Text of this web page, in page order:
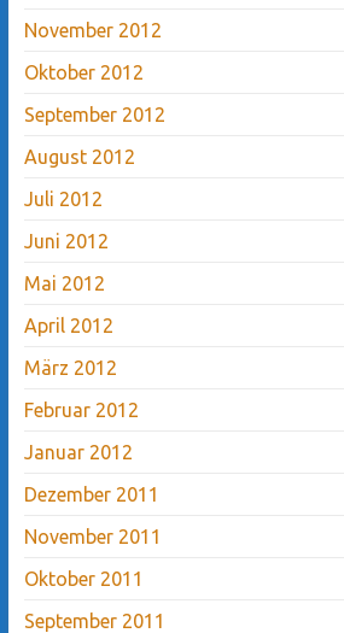
November 2012
Oktober 2012
September 2012
August 2012
Juli 2012
Juni 2012
Mai 2012
April 2012
März 2012
Februar 2012
Januar 2012
Dezember 2011
November 2011
Oktober 2011
September 2011